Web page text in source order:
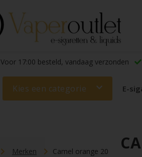
Voor 17:00 besteld, vandaag verzonden
Kies een categorie E-
Merken Camel orange 20